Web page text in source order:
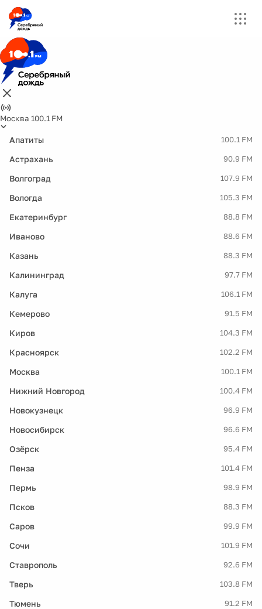
Москва 100.1 FM
Апатиты 100.1 FM
Астрахань 90.9 FM
Волгоград 107.9 FM
Вологда 105.3 FM
Екатеринбург 88.8 FM
Иваново 88.6 FM
Казань 88.3 FM
Калининград 97.7 FM
Калуга 106.1 FM
Кемерово 91.5 FM
Киров 104.3 FM
Красноярск 102.2 FM
Москва 100.1 FM
Нижний Новгород 100.4 FM
Новокузнецк 96.9 FM
Новосибирск 96.6 FM
Озёрск 95.4 FM
Пенза 101.4 FM
Пермь 98.9 FM
Псков 88.3 FM
Саров 99.9 FM
Сочи 101.9 FM
Ставрополь 92.6 FM
Тверь 103.8 FM
Тюмень 91.2 FM